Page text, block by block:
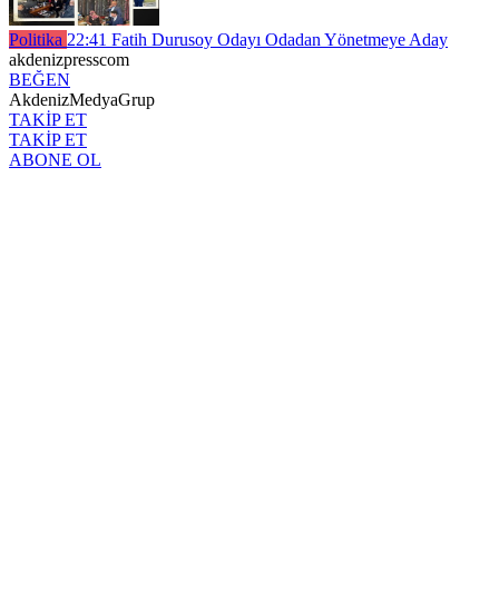
Politika 22:41 Fatih Durusoy Odayı Odadan Yönetmeye Aday
akdenizpresscom
BEĞEN
AkdenizMedyaGrup
TAKİP ET
TAKİP ET
ABONE OL